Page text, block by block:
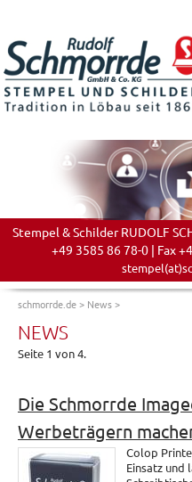
Stempel & Schilder RUDOLF
+49 3585 86 78-0 | Fax
schmorrde.de> News>
NEWS
Seite 1 von 4.
Die Schmorrde
Werbeträgern
Colop
Einsatz und